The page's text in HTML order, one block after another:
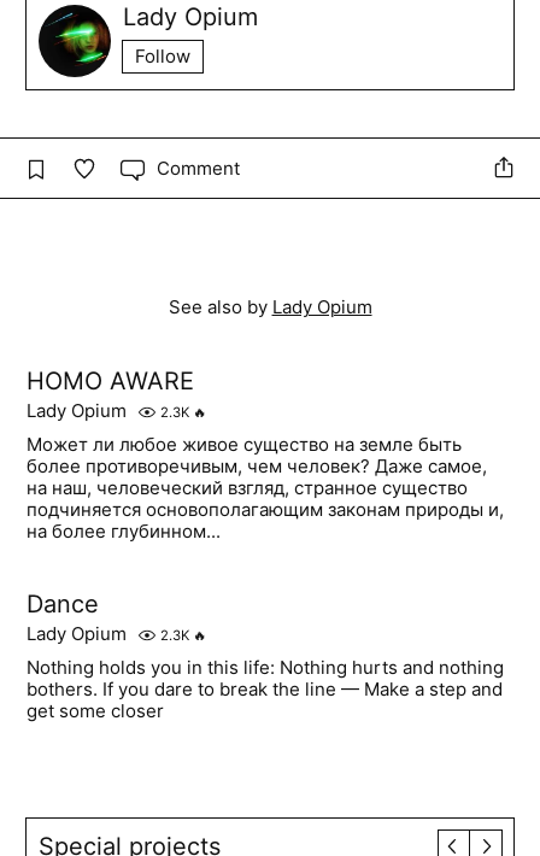
Lady Opium
Follow
Comment
See also by Lady Opium
HOMO AWARE
Lady Opium 2.3K 🔥
Может ли любое живое существо на земле быть
более противоречивым, чем человек? Даже самое,
на наш, человеческий взгляд, странное существо
подчиняется основополагающим законам природы и,
на более глубинном...
Dance
Lady Opium 2.3K 🔥
Nothing holds you in this life: Nothing hurts and nothing
bothers. If you dare to break the line — Make a step and
get some closer
Special projects